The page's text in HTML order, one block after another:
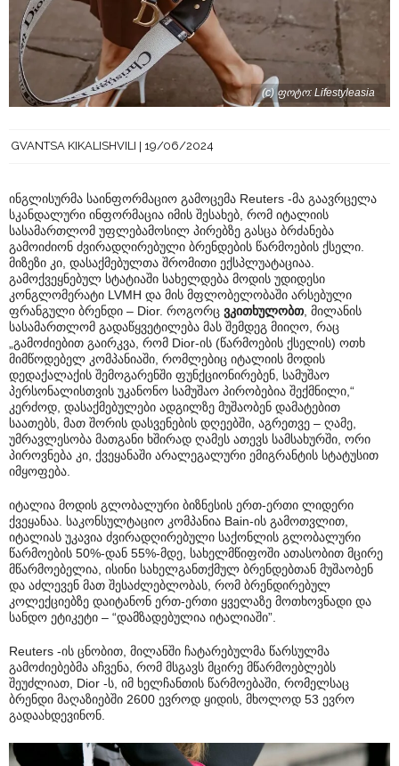
(c) ფოტო: Lifestyleasia
GVANTSA KIKALISHVILI 19/06/2024
ინგლისურმა საინფორმაციო გამოცემა Reuters -მა გაავრცელა
სკანდალური ინფორმაცია იმის შესახებ, რომ იტალიის
სასამართლომ უფლებამოსილ პირებზე გასცა ბრძანება
გამოიძიონ ძვირადღირებული ბრენდების წარმოების ქსელი.
მიზეზი კი, დასაქმებულთა შრომითი ექსპლუატაციაა.
გამოქვეყნებულ სტატიაში სახელდება მოდის უდიდესი
კონგლომერატი LVMH და მის მფლობელობაში არსებული
ფრანგული ბრენდი – Dior. როგორც ვკითხულობთ , მილანის
სასამართლომ გადაწყვეტილება მას შემდეგ მიიღო, რაც
„გამოძიებით გაირკვა, რომ Dior-ის (წარმოების ქსელის) ოთხ
მიმწოდებელ კომპანიაში, რომლებიც იტალიის მოდის
დედაქალაქის შემოგარენში ფუნქციონირებენ, სამუშაო
პერსონალისთვის უკანონო სამუშაო პირობებია შექმნილი,“
კერძოდ, დასაქმებულები ადგილზე მუშაობენ დამატებით
საათებს, მათ შორის დასვენების დღეებში, აგრეთვე – ღამე,
უმრავლესობა მათგანი ხშირად ღამეს ათევს სამსახურში, ორი
პიროვნება კი, ქვეყანაში არალეგალური ემიგრანტის სტატუსით
იმყოფება.
იტალია მოდის გლობალური ბიზნესის ერთ-ერთი ლიდერი
ქვეყანაა. საკონსულტაციო კომპანია Bain-ის გამოთვლით,
იტალიას უკავია ძვირადღირებული საქონლის გლობალური
წარმოების 50%-დან 55%-მდე, სახელმწიფოში ათასობით მცირე
მწარმოებელია, ისინი სახელგანთქმულ ბრენდებთან მუშაობენ
და აძლევენ მათ შესაძლებლობას, რომ ბრენდირებულ
კოლექციებზე დაიტანონ ერთ-ერთი ყველაზე მოთხოვნადი და
სანდო ეტიკეტი – “დამზადებულია იტალიაში”.
Reuters -ის ცნობით, მილანში ჩატარებულმა წარსულმა
გამოძიებებმა აჩვენა, რომ მსგავს მცირე მწარმოებლებს
შეუძლიათ, Dior -ს, იმ ხელჩანთის წარმოებაში, რომელსაც
ბრენდი მაღაზიებში 2600 ევროდ ყიდის, მხოლოდ 53 ევრო
გადაახდევინონ.